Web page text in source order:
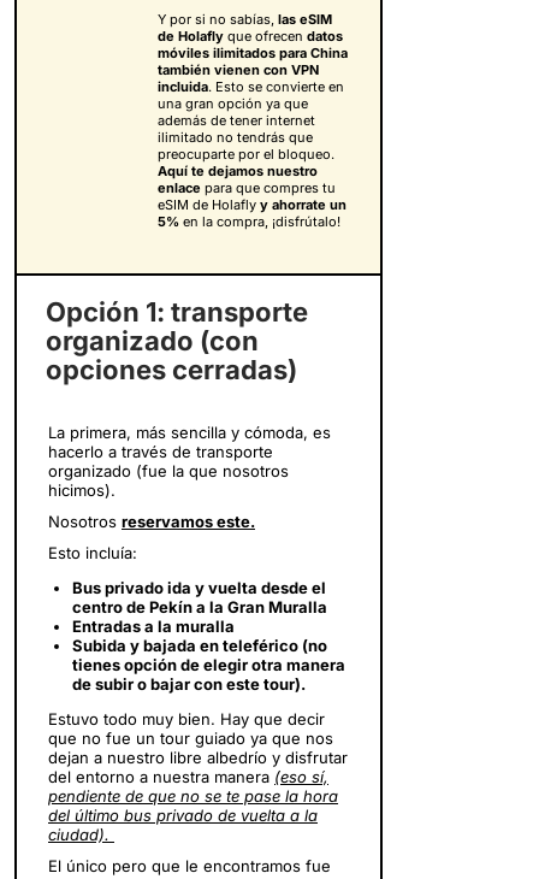
Y por si no sabías, las eSIM
de Holaflyque ofrecen datos
móviles ilimitados para China
también vienen con VPN
incluida. Esto se convierte en
una gran opción ya que
además de tener internet
ilimitado no tendrás que
preocuparte por el bloqueo.
Aquí te dejamos nuestro
enlace para que compres tu
eSIM de Holafly y ahorrate un
5%en la compra, ¡disfrútalo!
Opción 1: transporte
organizado (con
opciones cerradas)
La primera, más sencilla y cómoda, es
hacerlo a través de transporte
organizado (fue la que nosotros
hicimos).
Nosotros reservamos este.
Esto incluía:
Bus privado ida y vuelta desde el
centro de Pekín a la Gran Muralla
Entradas a la muralla
Subida y bajada en teleférico (no
tienes opción de elegir otra manera
de subir o bajar con este tour).
Estuvo todo muy bien. Hay que decir
que no fue un tour guiado ya que nos
dejan a nuestro libre albedrío y disfrutar
del entorno a nuestra manera (eso sí,
pendiente de que no se te pase la hora
del último bus privado de vuelta a la
ciudad).
El único pero que le encontramos fue